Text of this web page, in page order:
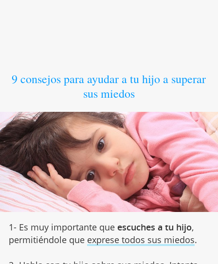
9 consejos para ayudar a tu hijo a superar
sus miedos
1- Es muy importante que escuches a tu hijo,
permitiéndole que exprese todos sus miedos.